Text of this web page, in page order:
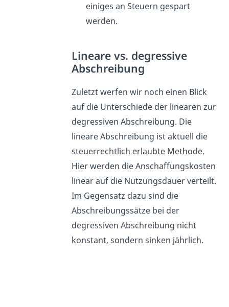
einiges an Steuern gespart
werden.
Lineare vs. degressive
Abschreibung
Zuletzt werfen wir noch einen Blick
auf die Unterschiede der linearen zur
degressiven Abschreibung. Die
lineare Abschreibung ist aktuell die
steuerrechtlich erlaubte Methode.
Hier werden die Anschaffungskosten
linear auf die Nutzungsdauer verteilt.
Im Gegensatz dazu sind die
Abschreibungssätze bei der
degressiven Abschreibung nicht
konstant, sondern sinken jährlich.